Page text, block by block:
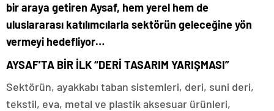
bir araya getiren Aysaf, hem yerel hem de
uluslararası katılımcılarla sektörün geleceğine yön
vermeyi hedefliyor…
AYSAF’TA BİR İLK “DERİ TASARIM YARIŞMASI”
Sektörün, ayakkabı taban sistemleri, deri, suni deri,
tekstil, eva, metal ve plastik aksesuar ürünleri,